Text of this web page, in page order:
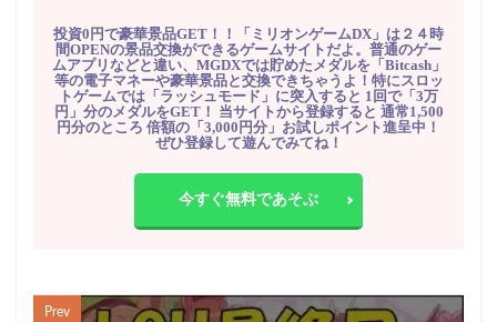
投資0円で豪華景品GET！！「ミリオンゲームDX」は２４時
間OPENの景品交換ができるゲームサイトだよ。普通のゲー
ムアプリなどと違い、MGDXでは貯めたメダルを「Bitcash」
等の電子マネーや豪華景品と交換できちゃうよ！特にスロッ
トゲームでは「ラッシュモード」に突入すると 1回で「3万
円」分のメダルをGET！ 当サイトから登録すると 通常1,500
円分のところ 倍額の「3,000円分」お試しポイント進呈中！
ぜひ登録して遊んでみてね！
今すぐ無料であそぶ
Prev